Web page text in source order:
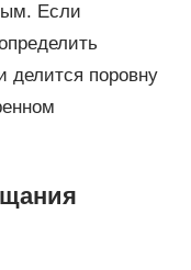
Если
делится поровну